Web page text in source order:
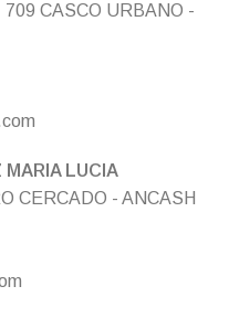
CASCO URBANO -
LUCIA
CERCADO - ANCASH